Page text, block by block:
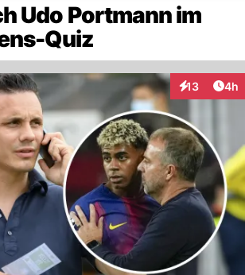
Udo Portmann im
Quiz
13
Interaktionen
4h